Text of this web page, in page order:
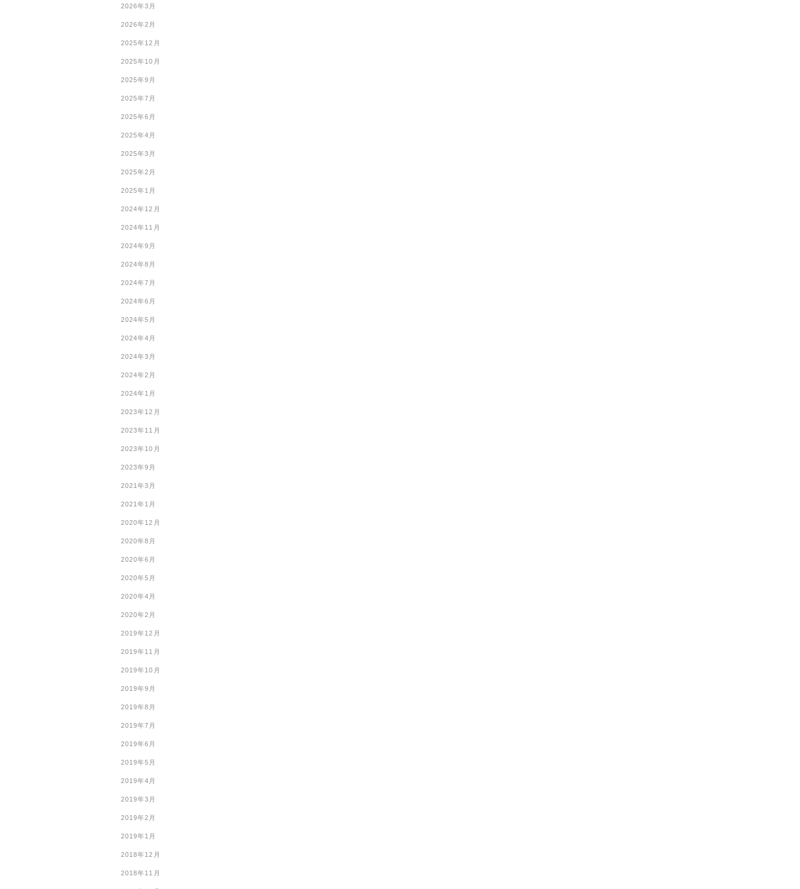
2026年3月
2026年2月
2025年12月
2025年10月
2025年9月
2025年7月
2025年6月
2025年4月
2025年3月
2025年2月
2025年1月
2024年12月
2024年11月
2024年9月
2024年8月
2024年7月
2024年6月
2024年5月
2024年4月
2024年3月
2024年2月
2024年1月
2023年12月
2023年11月
2023年10月
2023年9月
2021年3月
2021年1月
2020年12月
2020年8月
2020年6月
2020年5月
2020年4月
2020年2月
2019年12月
2019年11月
2019年10月
2019年9月
2019年8月
2019年7月
2019年6月
2019年5月
2019年4月
2019年3月
2019年2月
2019年1月
2018年12月
2018年11月